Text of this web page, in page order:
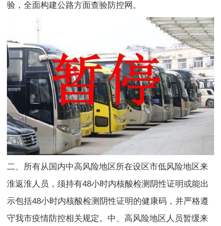
验，全面构建公路方面查验防控网。
二、所有从国内中高风险地区所在设区市低风险地区来
淮返淮人员，须持有48小时内核酸检测阴性证明或能出
示包括48小时内核酸检测阴性证明的健康码，并严格遵
守我市疫情防控相关规定。中、高风险地区人员暂缓来